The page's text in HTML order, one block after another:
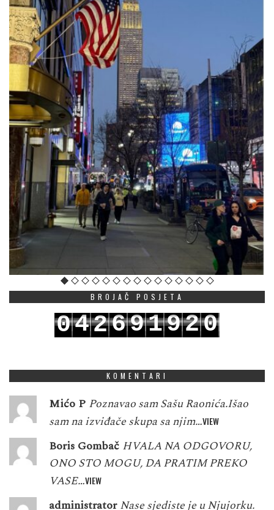
BROJAČ POSJETA
042691920
KOMENTARI
Mićo P Poznavao sam Sašu Raonića.Išao
sam na izviđače skupa sa njim…VIEW
Boris Gombač HVALA NA ODGOVORU,
ONO STO MOGU, DA PRATIM PREKO
VASE…VIEW
administrator Nase sjediste je u Njujorku.